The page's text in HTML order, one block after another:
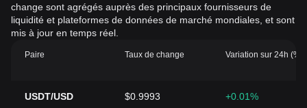
change sont agrégés auprès des principaux fournisseurs de
liquidité et plateformes de données de marché mondiales, et sont
mis à jour en temps réel.
Paire Taux de change Variation sur 24h (%)
USDT/USD $0.9993 +0.01%